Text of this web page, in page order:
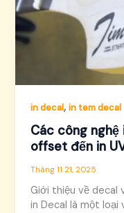
in decal,in tem decal
Các công nghệ
offset đến in
Tháng 11 21, 2025
Giới thiệu về decal
in Decal là một